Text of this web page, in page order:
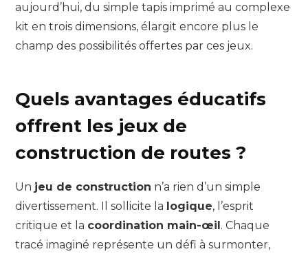
aujourd’hui, du simple tapis imprimé au complexe
kit en trois dimensions, élargit encore plus le
champ des possibilités offertes par ces jeux.
Quels avantages éducatifs
offrent les jeux de
construction de routes ?
Un jeu de construction n’a rien d’un simple
divertissement. Il sollicite la logique, l’esprit
critique et la coordination main-œil. Chaque
tracé imaginé représente un défi à surmonter,